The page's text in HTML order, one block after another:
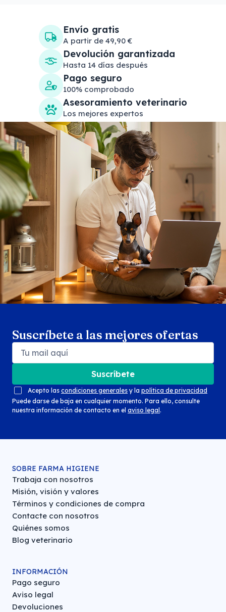
Envío gratis
A partir de 49,90 €
Devolución garantizada
Hasta 14 días después
Pago seguro
100% comprobado
Asesoramiento veterinario
Los mejores expertos
Suscríbete a las mejores ofertas
Suscríbete
Acepto las condiciones generales y la política de privacidad
Puede darse de baja en cualquier momento. Para ello, consulte
nuestra información de contacto en el aviso legal .
Search products
SOBRE FARMA HIGIENE
Trabaja con nosotros
Misión, visión y valores
Términos y condiciones de compra
Contacte con nosotros
Quiénes somos
Blog veterinario
INFORMACIÓN
Pago seguro
Aviso legal
Devoluciones